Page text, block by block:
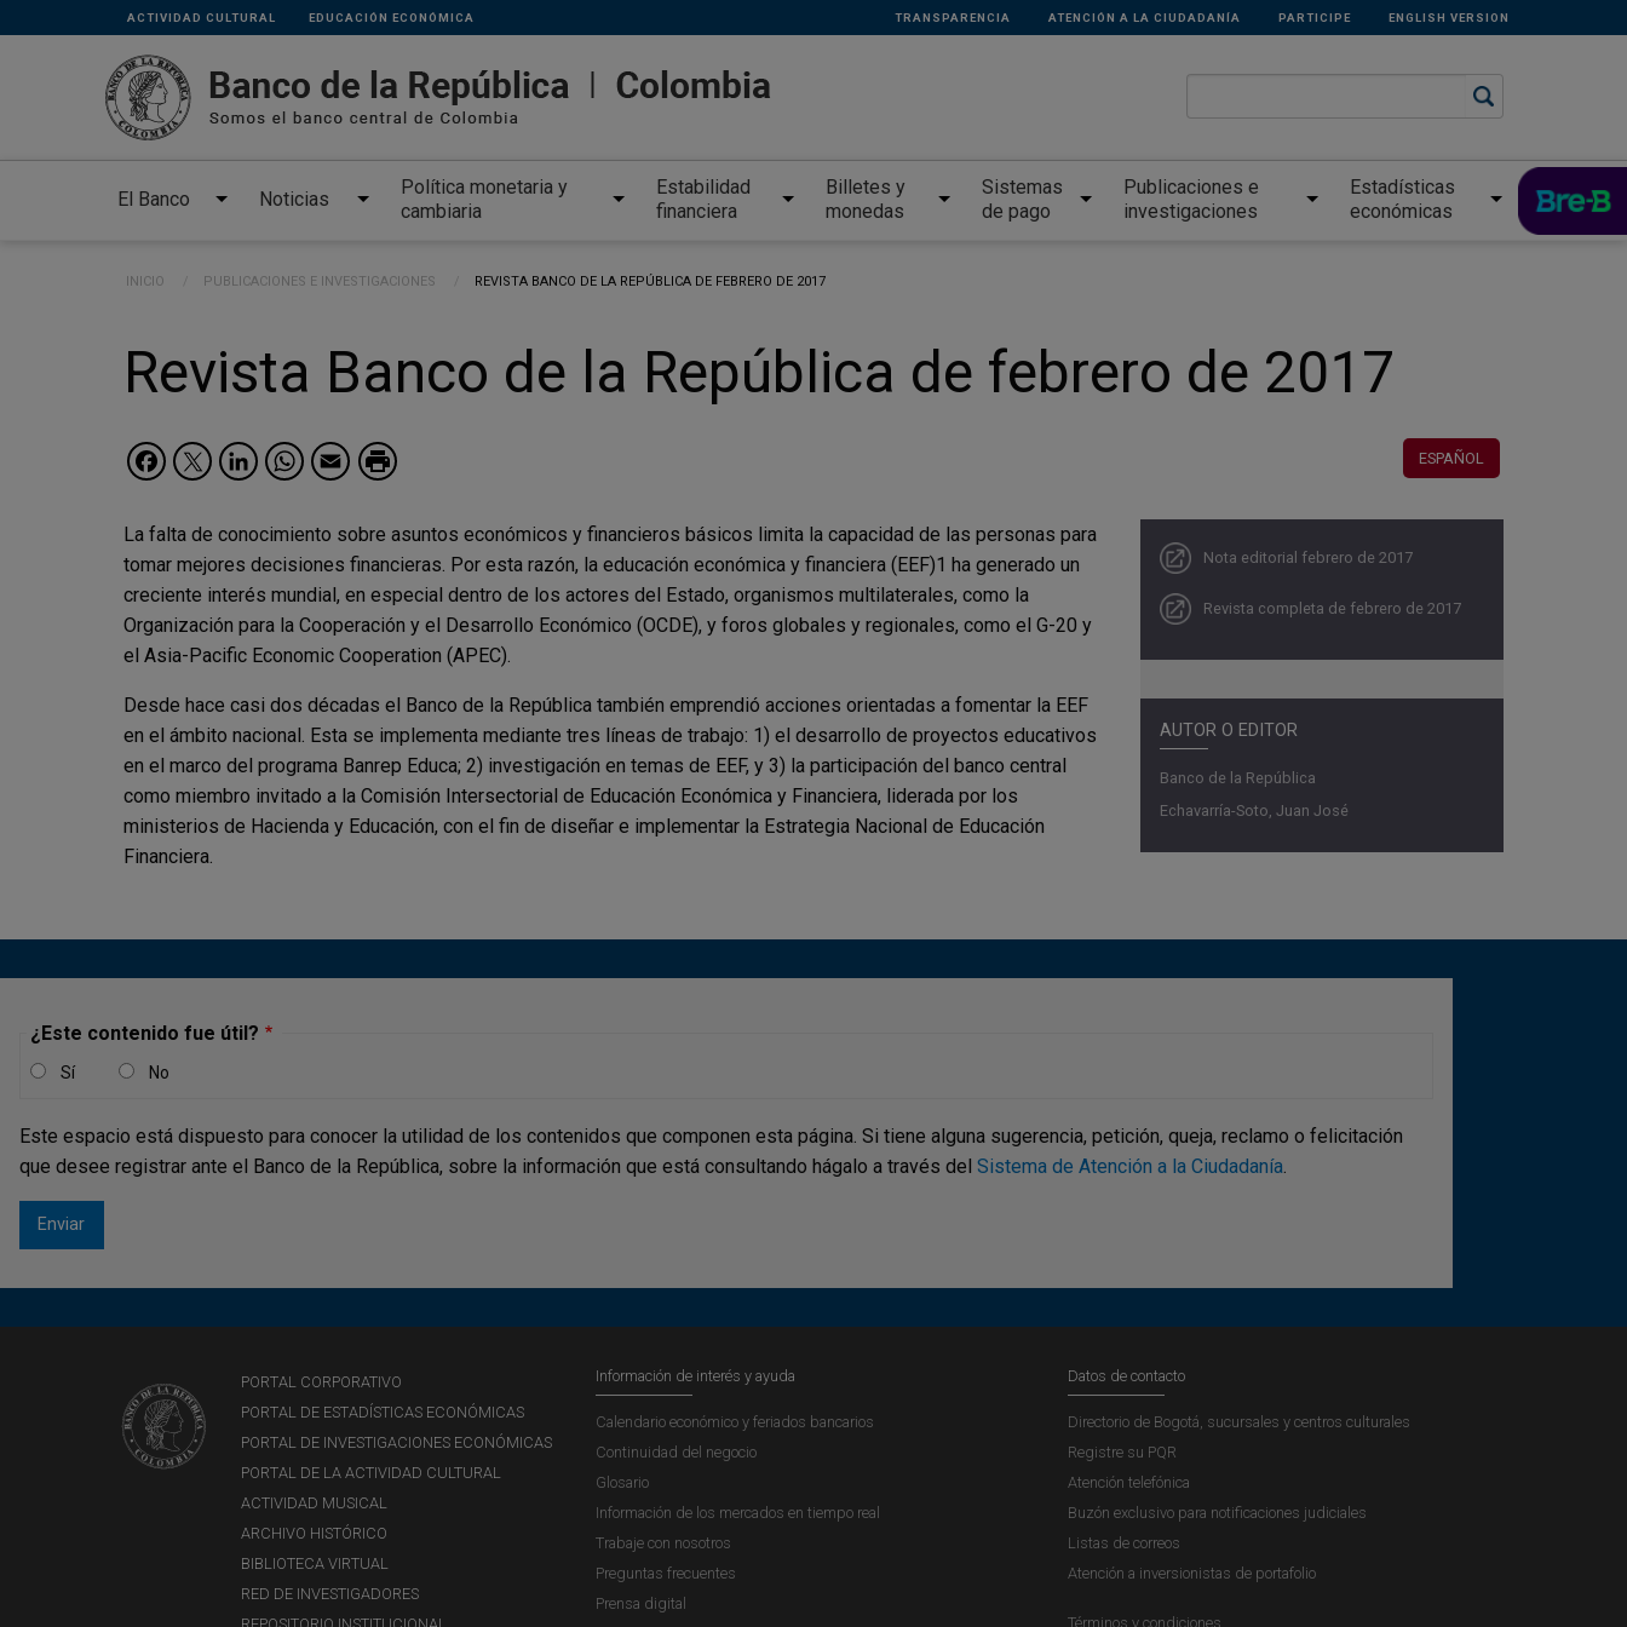
Pasar al contenido principal
Links
secundarios
ACTIVIDAD CULTURAL EDUCACIÓN ECONÓMICA TRANSPARENCIA ATENCIÓN A LA CIUDADANÍA PARTICIPE ENGLISH VERSION
El Banco Noticias
Política monetaria y
cambiaria
Estabilidad
financiera
Billetes y
monedas
Sistemas
de pago
Publicaciones e
investigaciones
Estadísticas
económicas
Ruta de navegación
INICIO PUBLICACIONES E INVESTIGACIONES CURRENT:
REVISTA BANCO DE LA REPÚBLICA DE FEBRERO DE 2017
Revista Banco de la República de febrero de 2017
ESPAÑOL
Facebook
Twitter
LinkedIn
WhatsApp
Email
Nota editorial febrero de 2017
Revista completa de febrero de 2017
AUTOR O EDITOR
Banco de la República
Echavarría-Soto, Juan José
La falta de conocimiento sobre asuntos económicos y financieros básicos limita la capacidad de las personas para
tomar mejores decisiones financieras. Por esta razón, la educación económica y financiera (EEF)1 ha generado un
creciente interés mundial, en especial dentro de los actores del Estado, organismos multilaterales, como la
Organización para la Cooperación y el Desarrollo Económico (OCDE), y foros globales y regionales, como el G-20 y
el Asia-Pacific Economic Cooperation (APEC).
Desde hace casi dos décadas el Banco de la República también emprendió acciones orientadas a fomentar la EEF
en el ámbito nacional. Esta se implementa mediante tres líneas de trabajo: 1) el desarrollo de proyectos educativos
en el marco del programa Banrep Educa; 2) investigación en temas de EEF, y 3) la participación del banco central
como miembro invitado a la Comisión Intersectorial de Educación Económica y Financiera, liderada por los
ministerios de Hacienda y Educación, con el fin de diseñar e implementar la Estrategia Nacional de Educación
Financiera.
¿Este contenido fue útil?
Sí No
Este espacio está dispuesto para conocer la utilidad de los contenidos que componen esta página. Si tiene alguna sugerencia, petición, queja, reclamo o felicitación
que desee registrar ante el Banco de la República, sobre la información que está consultando hágalo a través del Sistema de Atención a la Ciudadanía.
PORTAL CORPORATIVO
PORTAL DE ESTADÍSTICAS ECONÓMICAS
PORTAL DE INVESTIGACIONES ECONÓMICAS
PORTAL DE LA ACTIVIDAD CULTURAL
ACTIVIDAD MUSICAL
ARCHIVO HISTÓRICO
BIBLIOTECA VIRTUAL
RED DE INVESTIGADORES
Información de interés y ayuda
Calendario económico y feriados bancarios
Continuidad del negocio
Glosario
Información de los mercados en tiempo real
Trabaje con nosotros
Preguntas frecuentes
Prensa digital
Datos de contacto
Directorio de Bogotá, sucursales y centros culturales
Registre su PQR
Atención telefónica
Buzón exclusivo para notificaciones judiciales
Listas de correos
Atención a inversionistas de portafolio
Términos y condiciones